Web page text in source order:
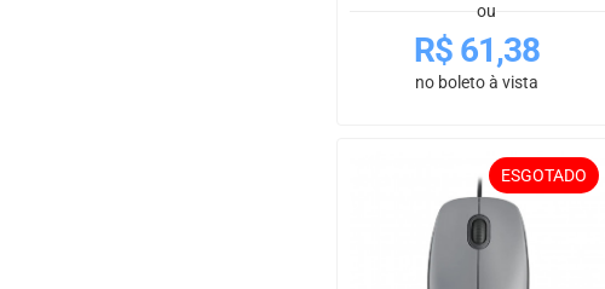
ou
R$ 61,38
no boleto à vista
ESGOTADO